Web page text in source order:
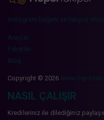
instagram beğeni ve takipçi sitesi
Araçlar
Paketler
Blog
Copyright © 2026
NASIL ÇALIŞIR
Kredileriniz ile dilediğiniz